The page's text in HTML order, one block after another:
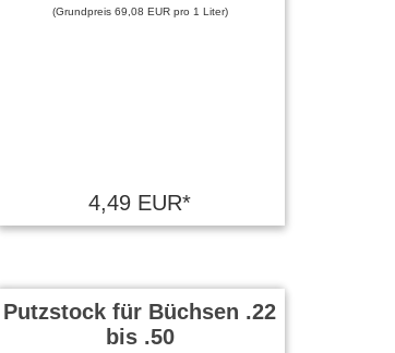
(Grundpreis 69,08 EUR pro 1 Liter)
4,49 EUR*
Putzstock für Büchsen .22
bis .50